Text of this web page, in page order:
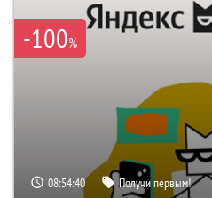
-100%
08:54:39 Получи первым!